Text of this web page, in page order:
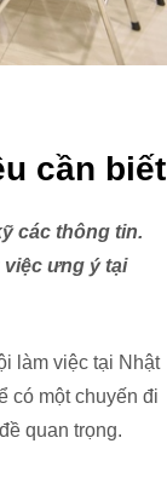
cần biết
các thông tin.
ưng ý tại
làm việc tại Nhật
có một chuyến đi
quan trọng.